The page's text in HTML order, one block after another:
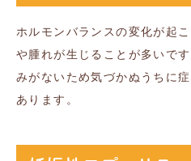
ホルモンバランスの変化が起
や腫れが生じることが多いで
みがないため気づかぬうちに
あります。